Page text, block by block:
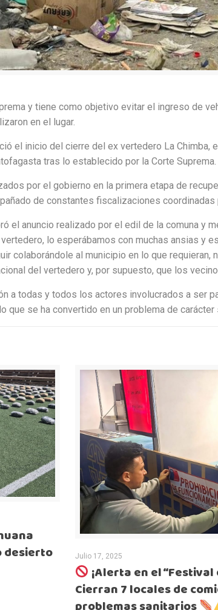
y tiene como objetivo evitar el ingreso de
en el lugar.
el inicio del cierre del ex vertedero La
tras lo establecido por la Corte Suprema.
por el gobierno en la primera etapa de
de constantes fiscalizaciones
el anuncio realizado por el edil de la comuna y
lo esperábamos con muchas ansias y
colaborándole al municipio en lo que
del vertedero y, por supuesto, que los
a todas y todos los actores involucrados a ser
que se ha convertido en un problema de
desierto
Julio 17, 2025
¡Alerta en el “Festival
Cierran 7 locales de